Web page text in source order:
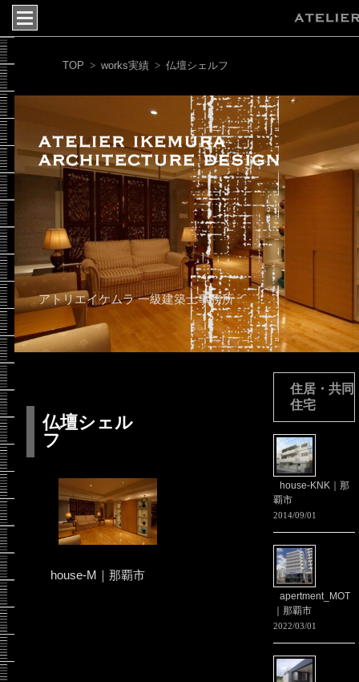
TOP > works実績 > 仏壇シェルフ
アトリエイケムラ 一級建築士事務所
仏壇シェル
フ
house-M｜那覇市
住居・共同
住宅
house-KNK｜那
覇市
2014/09/01
apertment_MOT
｜那覇市
2022/03/01